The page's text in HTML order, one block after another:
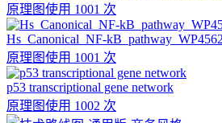
原理图使用 1001 次
Hs_Canonical_NF-
原理图使用 1001 次
p53 transcriptional gene network
原理图使用 1002 次